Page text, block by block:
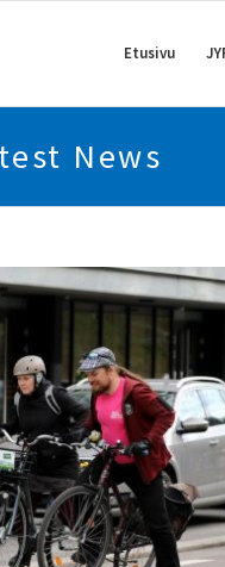
Etusivu
News